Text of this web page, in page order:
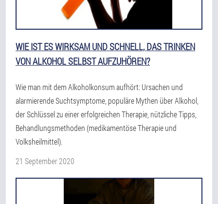
WIE IST ES WIRKSAM UND SCHNELL, DAS TRINKEN
VON ALKOHOL SELBST AUFZUHÖREN?
Wie man mit dem Alkoholkonsum aufhört: Ursachen und
alarmierende Suchtsymptome, populäre Mythen über Alkohol,
der Schlüssel zu einer erfolgreichen Therapie, nützliche Tipps,
Behandlungsmethoden (medikamentöse Therapie und
Volksheilmittel).
21 September 2020